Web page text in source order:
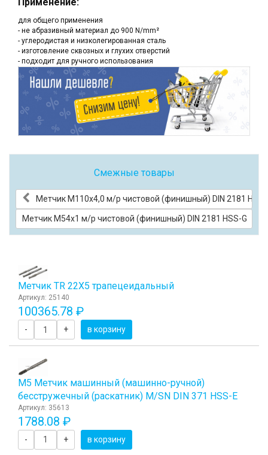
Применение:
для общего применения
- не абразивный материал до 900 N/mm²
- углеродистая и низколегированная сталь
- изготовление сквозных и глухих отверстий
- подходит для ручного использования
Смежные товары
Метчик М110x4,0 м/р чистовой (финишный) DIN 2181 HSS-
Метчик М54x1 м/р чистовой (финишный) DIN 2181 HSS-G
Метчик TR 22Х5 трапецеидальный
Артикул: 25140
100365.78 ₽
- + в корзину
М5 Метчик машинный (машинно-ручной)
бесстружечный (раскатник) М/SN DIN 371 HSS-E
Артикул: 35613
1788.08 ₽
- + в корзину